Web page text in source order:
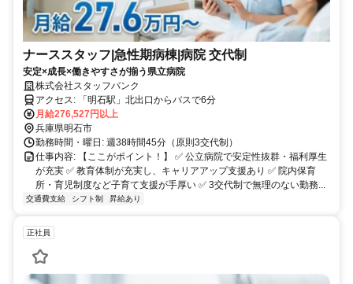
ナーススタッフ|急性期病棟|病院 交代制
安定×成長×働きやすさが揃う県立病院
株式会社スタッフバンク
アクセス: 「明石駅」北出口からバスで6分
月給276,527円以上
兵庫県明石市
勤務時間・曜日: 週38時間45分（原則3交代制）
仕事内容: 【ここがポイント！】 ✅ 公立病院で安定性抜群・福利厚生
が充実 ✅ 教育体制が充実し、キャリアアップ支援あり ✅ 院内保育
所・育児制度など子育て支援が手厚い ✅ 3交代制で無理のない勤務...
交通費支給 シフト制 昇給あり
正社員